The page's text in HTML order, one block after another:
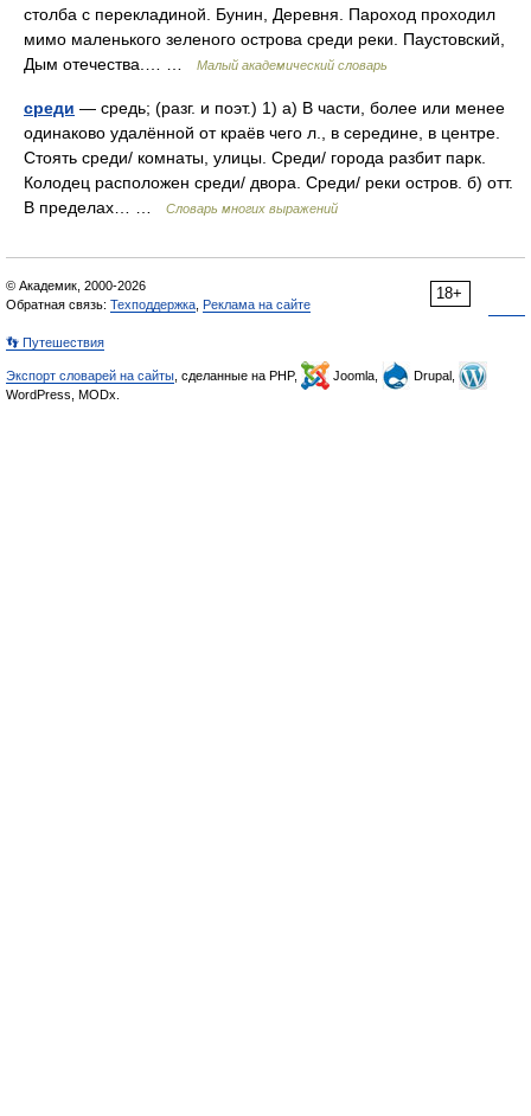
столба с перекладиной. Бунин, Деревня. Пароход проходил
мимо маленького зеленого острова среди реки. Паустовский,
Дым отечества.… …
Малый академический словарь
среди — средь; (разг. и поэт.) 1) а) В части, более или менее
одинаково удалённой от краёв чего л., в середине, в центре.
Стоять среди/ комнаты, улицы. Среди/ города разбит парк.
Колодец расположен среди/ двора. Среди/ реки остров. б) отт.
В пределах… …
Словарь многих выражений
18+
© Академик, 2000-2026
Обратная связь: Техподдержка Реклама на сайте
👣 Путешествия
Экспорт словарей на сайты , сделанные на PHP, Joomla,
Drupal,
WordPress, MODx.